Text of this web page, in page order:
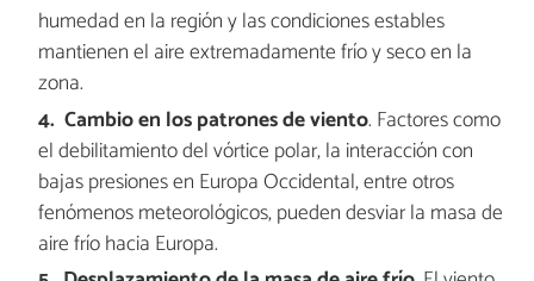
humedad en la región y las condiciones estables
mantienen el aire extremadamente frío y seco en la
zona.
Cambio en los patrones de viento. Factores como
el debilitamiento del vórtice polar, la interacción con
bajas presiones en Europa Occidental, entre otros
fenómenos meteorológicos, pueden desviar la masa de
aire frío hacia Europa.